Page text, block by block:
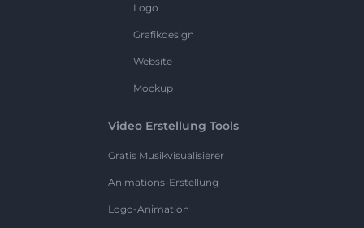
Logo
Grafikdesign
Website
Mockup
Video Erstellung Tools
Gratis Musikvisualisierer
Animations-Erstellung
Logo-Animation